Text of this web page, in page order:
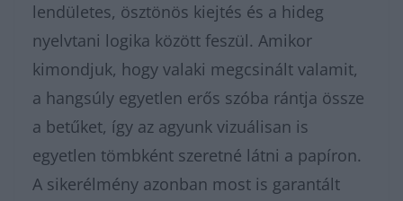
lendületes, ösztönös kiejtés és a hideg
nyelvtani logika között feszül. Amikor
kimondjuk, hogy valaki megcsinált valamit,
a hangsúly egyetlen erős szóba rántja össze
a betűket, így az agyunk vizuálisan is
egyetlen tömbként szeretné látni a papíron.
A sikerélmény azonban most is garantált